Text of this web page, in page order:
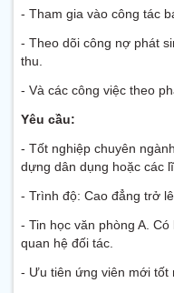
- Tham gia vào công tác
- Theo dõi công nợ phát
thu.
- Và các công việc theo
Yêu cầu:
- Tốt nghiệp chuyên
dựng dân dụng hoặc các
- Trình độ: Cao đẳng trở
- Tin học văn phòng A.
quan hệ đối tác.
- Ưu tiên ứng viên mới tốt